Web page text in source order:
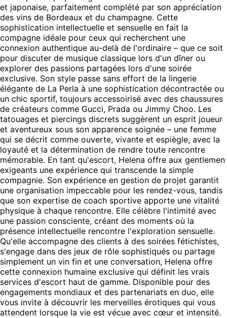
et japonaise, parfaitement complété par son appréciation
des vins de Bordeaux et du champagne. Cette
sophistication intellectuelle et sensuelle en fait la
compagne idéale pour ceux qui recherchent une
connexion authentique au-delà de l'ordinaire – que ce soit
pour discuter de musique classique lors d'un dîner ou
explorer des passions partagées lors d'une soirée
exclusive. Son style passe sans effort de la lingerie
élégante de La Perla à une sophistication décontractée ou
un chic sportif, toujours accessoirisé avec des chaussures
de créateurs comme Gucci, Prada ou Jimmy Choo. Les
tatouages et piercings discrets suggèrent un esprit joueur
et aventureux sous son apparence soignée – une femme
qui se décrit comme ouverte, vivante et espiègle, avec la
loyauté et la détermination de rendre toute rencontre
mémorable. En tant qu'escort, Helena offre aux gentlemen
exigeants une expérience qui transcende la simple
compagnie. Son expérience en gestion de projet garantit
une organisation impeccable pour les rendez-vous, tandis
que son expertise de coach sportive apporte une vitalité
physique à chaque rencontre. Elle célèbre l'intimité avec
une passion consciente, créant des moments où la
présence intellectuelle rencontre l'exploration sensuelle.
Qu'elle accompagne des clients à des soirées fétichistes,
s'engage dans des jeux de rôle sophistiqués ou partage
simplement un vin fin et une conversation, Helena offre
cette connexion humaine exclusive qui définit les vrais
services d'escort haut de gamme. Disponible pour des
engagements mondiaux et des partenariats en duo, elle
vous invite à découvrir les merveilles érotiques qui vous
attendent lorsque la vie est vécue avec cœur et intensité.